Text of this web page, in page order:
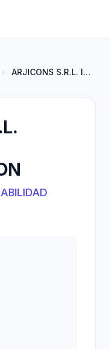
ARJICONS S.R.L. INGENIERIA Y C...